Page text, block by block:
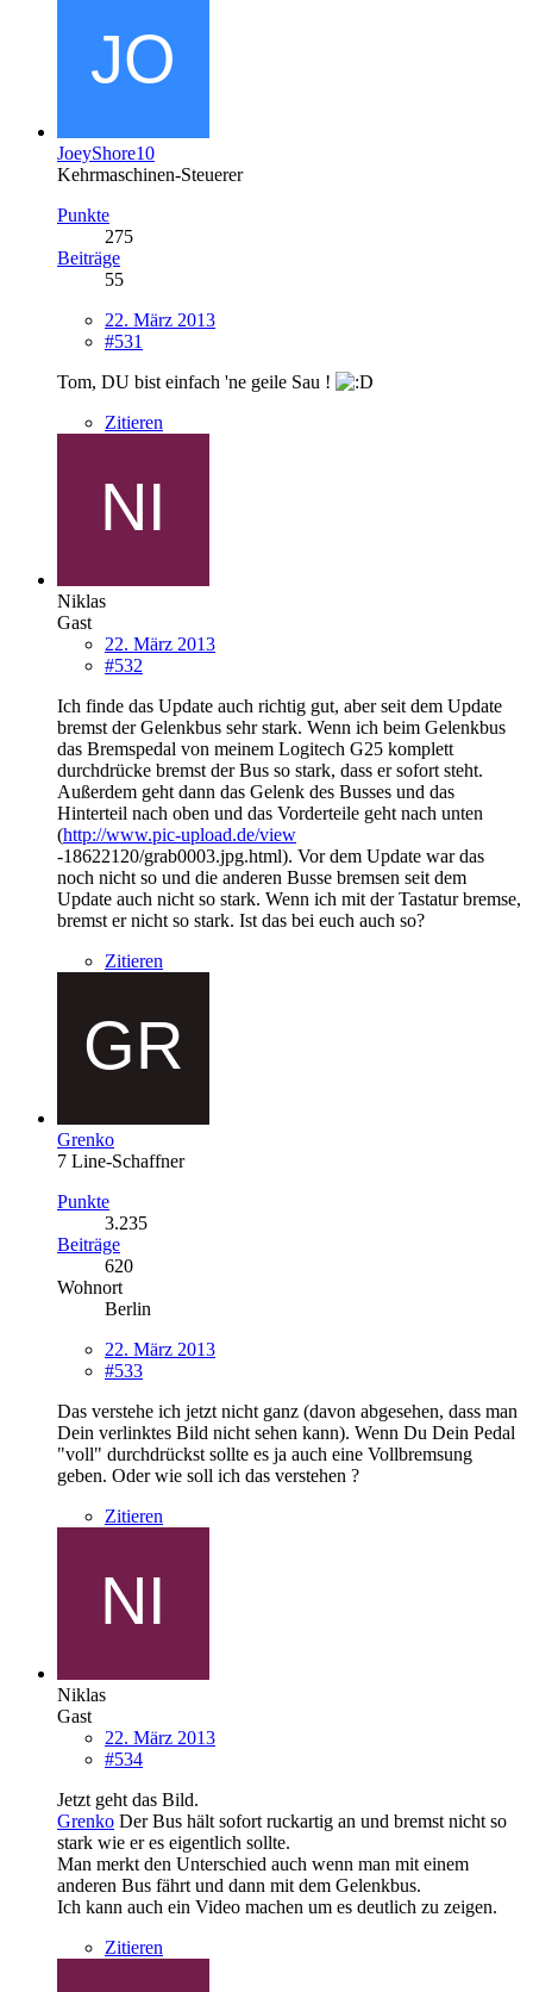
JoeyShore10
Kehrmaschinen-Steuerer
Punkte
275
Beiträge
55
22. März 2013
#531
Tom, DU bist einfach 'ne geile Sau !
Zitieren
Niklas
Gast
22. März 2013
#532
Ich finde das Update auch richtig gut, aber seit dem Update
bremst der Gelenkbus sehr stark. Wenn ich beim Gelenkbus
das Bremspedal von meinem Logitech G25 komplett
durchdrücke bremst der Bus so stark, dass er sofort steht.
Außerdem geht dann das Gelenk des Busses und das
Hinterteil nach oben und das Vorderteile geht nach unten
(http://www.pic-upload.de/view
-18622120/grab0003.jpg.html). Vor dem Update war das
noch nicht so und die anderen Busse bremsen seit dem
Update auch nicht so stark. Wenn ich mit der Tastatur bremse,
bremst er nicht so stark. Ist das bei euch auch so?
Zitieren
Grenko
7 Line-Schaffner
Punkte
3.235
Beiträge
620
Wohnort
Berlin
22. März 2013
#533
Das verstehe ich jetzt nicht ganz (davon abgesehen, dass man
Dein verlinktes Bild nicht sehen kann). Wenn Du Dein Pedal
"voll" durchdrückst sollte es ja auch eine Vollbremsung
geben. Oder wie soll ich das verstehen ?
Zitieren
Niklas
Gast
22. März 2013
#534
Jetzt geht das Bild.
Grenko Der Bus hält sofort ruckartig an und bremst nicht so
stark wie er es eigentlich sollte.
Man merkt den Unterschied auch wenn man mit einem
anderen Bus fährt und dann mit dem Gelenkbus.
Ich kann auch ein Video machen um es deutlich zu zeigen.
Zitieren